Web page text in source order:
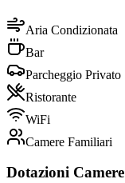
Aria Condizionata
Bar
Parcheggio Privato
Ristorante
WiFi
Camere Familiari
Dotazioni Camere